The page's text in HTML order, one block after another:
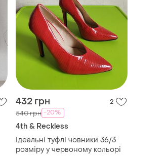
432 грн 2
540 грн -20%
4th & Reckless
Ідеальні туфлі човники 36/3
розміру у червоному кольорі